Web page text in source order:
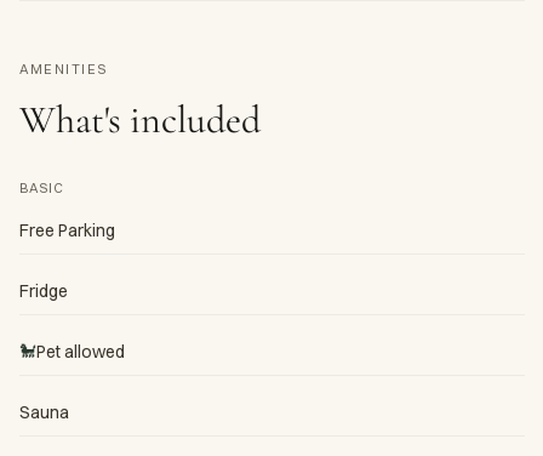
AMENITIES
What's included
BASIC
Free Parking
Fridge
🐩Pet allowed
Sauna